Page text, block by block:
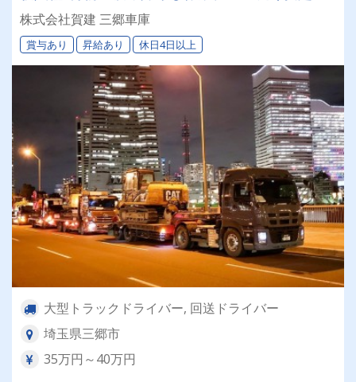
て働ける環境です！＊夜勤・休日出勤は希望者の
み！女性ドライバー“2名”活躍中◎
株式会社賀建 三郷車庫
賞与あり 昇給あり 休日4日以上
大型トラックドライバー, 回送ドライバー
埼玉県三郷市
35万円～40万円